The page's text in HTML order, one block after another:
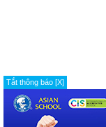
Tắt thông báo [X]